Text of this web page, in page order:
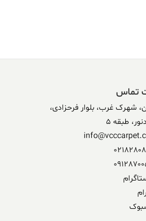
تماس
شهرک غرب، بلوار فرحزادی،
طبقه 5